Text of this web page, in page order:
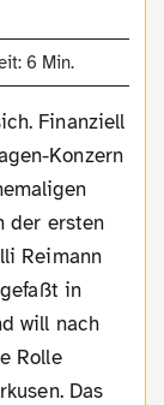
6 Min.
Finanziell
Konzern
der ersten
Reimann
in
will nach
Rolle
Das